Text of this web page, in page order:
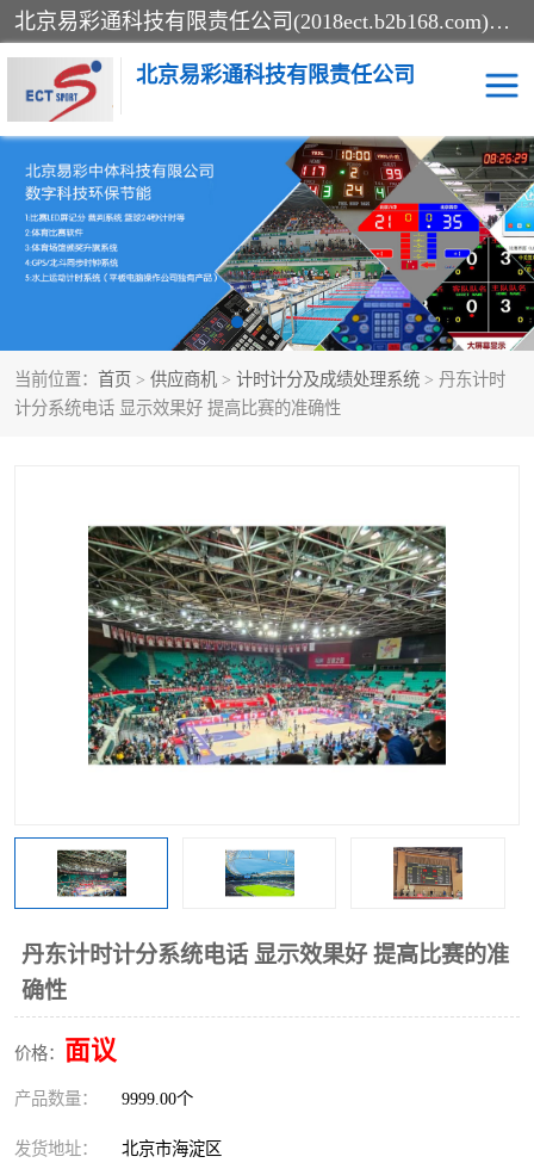
北京易彩通科技有限责任公司(2018ect.b2b168.com)主要提供陕西计时记分系统，全国统一热线：15611947915.北京易彩通科技有限责任公司有一支长期从事智能控制系统研发的高素质的队伍，具有嵌入式系统，视频系统、通信系统、网络系统，体育计时系统的知识和技能。强力打造体育比赛计时计分系统、智能升降旗系统、标准时钟系统、赛事编排及信息发布系统，为用户提供较新的，较廉价的，应用解决方案。
北京易彩通科技有限责任公司
当前位置： 首页 > 供应商机 > 计时计分及成绩处理系统 > 丹东计时
计分系统电话 显示效果好 提高比赛的准确性
丹东计时计分系统电话 显示效果好 提高比赛的准
确性
价格： 面议
产品数量： 9999.00个
发货地址： 北京市海淀区
记分系统 游泳计时系统
智能颁奖旗系统 GPS同步时钟系统
计时计分及成绩处理系统 计时记分系统
体育场馆影像采集回放系 游泳馆水下摄影采集救生